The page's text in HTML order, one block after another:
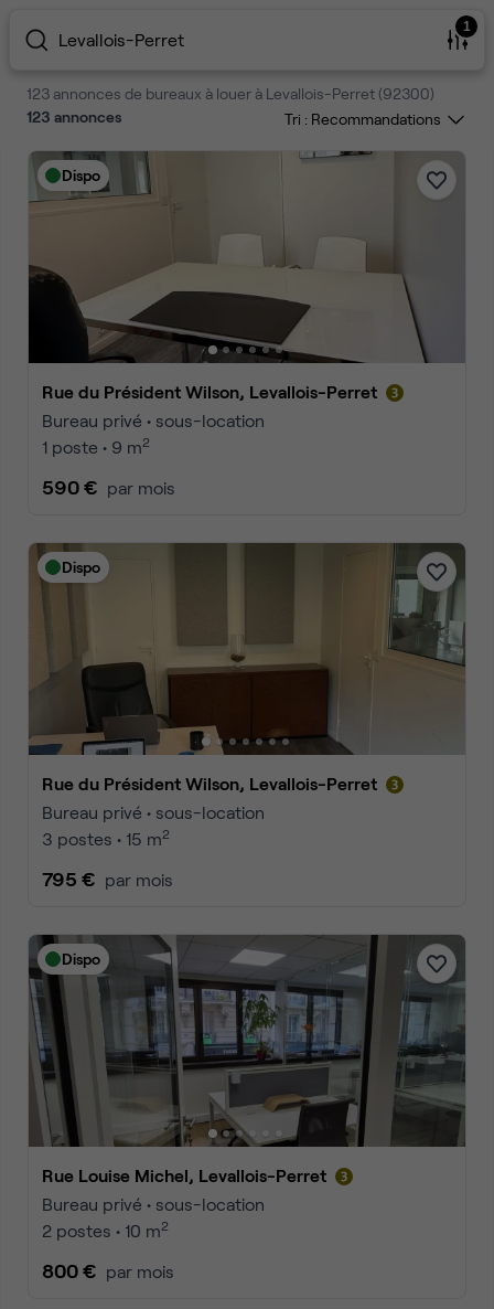
Levallois-Perret
1
123 annonces de bureaux à louer à Levallois-Perret (92300)
123 annonces Tri :
Dispo
Rue du Président Wilson, Levallois-Perret
Bureau privé • sous-location
1 poste • 9 m2
590 € par mois
Dispo
Rue du Président Wilson, Levallois-Perret
Bureau privé • sous-location
3 postes • 15 m2
795 € par mois
Dispo
Rue Louise Michel, Levallois-Perret
Bureau privé • sous-location
2 postes • 10 m2
800 € par mois